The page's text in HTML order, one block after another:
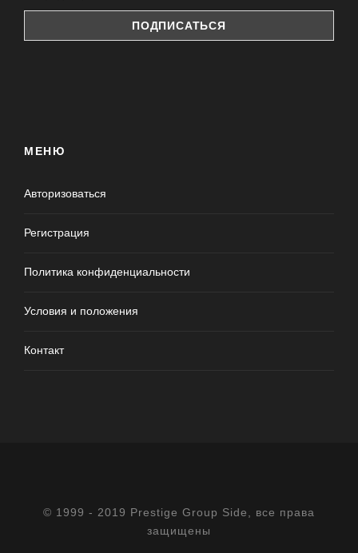
МЕНЮ
Авторизоваться
Регистрация
Политика конфиденциальности
Условия и положения
Контакт
© 1999 - 2019 Prestige Group Side, все права
защищены